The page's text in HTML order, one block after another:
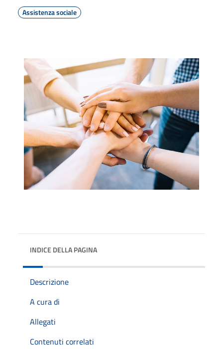
Assistenza sociale
INDICE DELLA PAGINA
Descrizione
A cura di
Allegati
Contenuti correlati